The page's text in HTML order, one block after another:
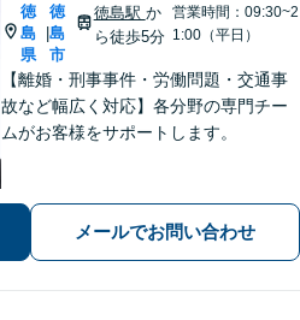
徳
島
県
徳
島
市
徳島駅 か
ら徒歩5分
営業時間：09:30~2
1:00（平日）
【離婚・刑事事件・労働問題・交通事
故など幅広く対応】各分野の専門チー
ムがお客様をサポートします。
メールでお問い合わせ